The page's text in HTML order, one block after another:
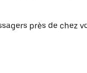
près de chez